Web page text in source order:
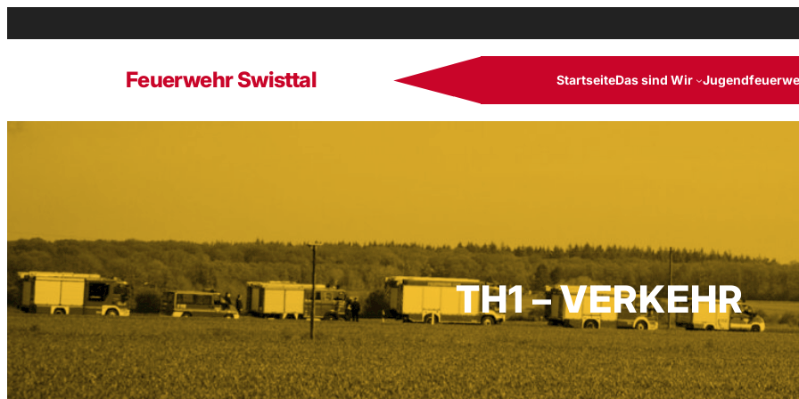
Inhalt
Feuerwehr Swisttal StartseiteDas sind Wir
TH1 – VERKEHR